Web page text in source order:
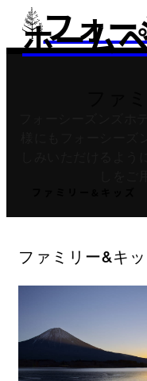
フォ
ホーム
ファミリー&キ